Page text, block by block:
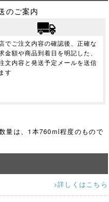
のご案内
でご注文内容の確認後、正確な
金額や商品到着日を明記した、
文内容と発送予定メールを送信
す
量は、1本760ml程度のもので
>詳しくはこちら